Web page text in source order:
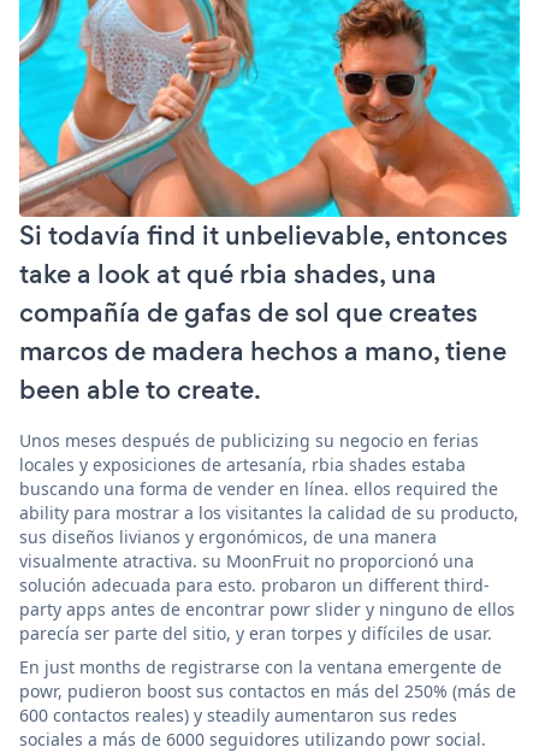
Si todavía find it unbelievable, entonces
take a look at qué rbia shades, una
compañía de gafas de sol que creates
marcos de madera hechos a mano, tiene
been able to create.
Unos meses después de publicizing su negocio en ferias
locales y exposiciones de artesanía, rbia shades estaba
buscando una forma de vender en línea. ellos required the
ability para mostrar a los visitantes la calidad de su producto,
sus diseños livianos y ergonómicos, de una manera
visualmente atractiva. su MoonFruit no proporcionó una
solución adecuada para esto. probaron un different third-
party apps antes de encontrar powr slider y ninguno de ellos
parecía ser parte del sitio, y eran torpes y difíciles de usar.
En just months de registrarse con la ventana emergente de
powr, pudieron boost sus contactos en más del 250% (más de
600 contactos reales) y steadily aumentaron sus redes
sociales a más de 6000 seguidores utilizando powr social.